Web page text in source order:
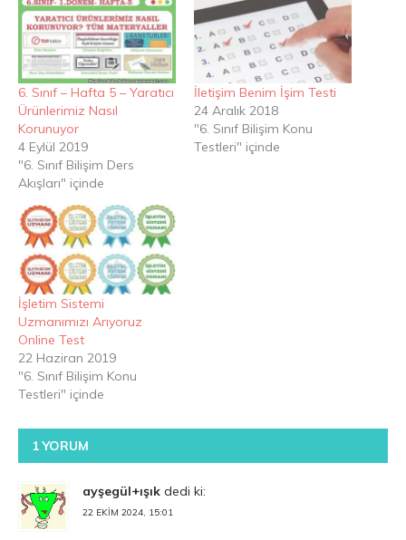
6. Sınıf – Hafta 5 – Yaratıcı
Ürünlerimiz Nasıl
Korunuyor
4 Eylül 2019
"6. Sınıf Bilişim Ders
Akışları" içinde
İletişim Benim İşim Testi
24 Aralık 2018
"6. Sınıf Bilişim Konu
Testleri" içinde
İşletim Sistemi
Uzmanımızı Arıyoruz
Online Test
22 Haziran 2019
"6. Sınıf Bilişim Konu
Testleri" içinde
1 YORUM
ayşegül+ışık dedi ki:
22 EKIM 2024, 15:01